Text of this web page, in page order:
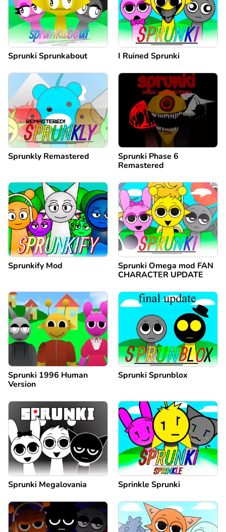
Sprunki Sprunkabout I Ruined Sprunki
Sprunkly Remastered
Sprunki Phase 6
Remastered
Sprunkify Mod
Sprunki Omega mod FAN
CHARACTER UPDATE
Sprunki 1996 Human
Version
Sprunki Sprunblox
Sprunki Megalovania Sprinkle Sprunki